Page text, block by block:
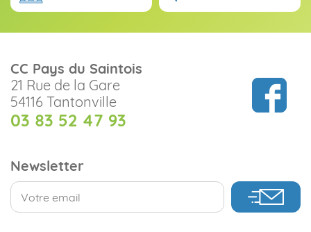
CC Pays du Saintois
21 Rue de la Gare
54116 Tantonville
03 83 52 47 93
Newsletter